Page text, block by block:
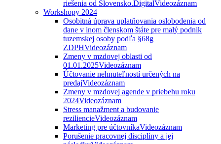
riešenia od Slovensko.DigitalVideozáznam
Workshopy 2024
Osobitná úprava uplatňovania oslobodenia od
dane v inom členskom štáte pre malý podnik
tuzemskej osoby podľa §68g
ZDPHVideozáznam
Zmeny v mzdovej oblasti od
01.01.2025Videozáznam
Účtovanie nehnuteľností určených na
predajVideozáznam
Zmeny v mzdovej agende v priebehu roku
2024Videozáznam
Stress manažment a budovanie
reziliencieVideozáznam
Marketing pre účtovníkaVideozáznam
Porušenie pracovnej disciplíny a jej